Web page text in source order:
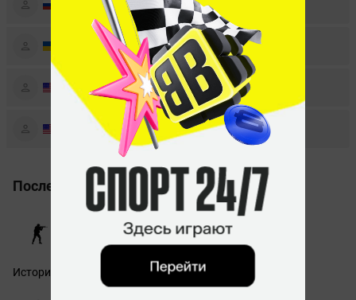
«dea»
Filanchuk
«supa»
David
Karivalis
«dAVE»
«Ethex»
Последние матчи
История последних матчей недоступна